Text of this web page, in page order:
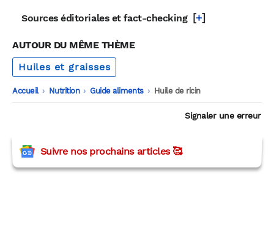
Sources éditoriales et fact-checking [+]
AUTOUR DU MÊME THÈME
Huiles et graisses
Accueil -
Nutrition -
Guide aliments -
Huile de ricin
Signaler une erreur
Suivre nos prochains articles 🥰